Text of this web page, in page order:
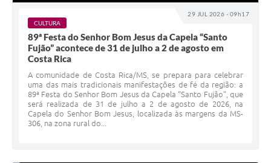
29 JUL 2026 - 09h17
CULTURA
89ª Festa do Senhor Bom Jesus da Capela “Santo
Fujão” acontece de 31 de julho a 2 de agosto em
Costa Rica
A comunidade de Costa Rica/MS, se prepara para celebrar
uma das mais tradicionais manifestações de fé da região: a
89ª Festa do Senhor Bom Jesus da Capela “Santo Fujão”, que
será realizada de 31 de julho a 2 de agosto de 2026, na
Capela do Senhor Bom Jesus, localizada às margens da MS-
306, na zona rural do...